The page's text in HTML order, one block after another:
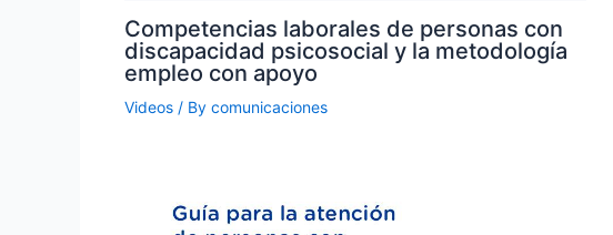
Competencias laborales de personas con
discapacidad psicosocial y la metodología
empleo con apoyo
Videos / By comunicaciones